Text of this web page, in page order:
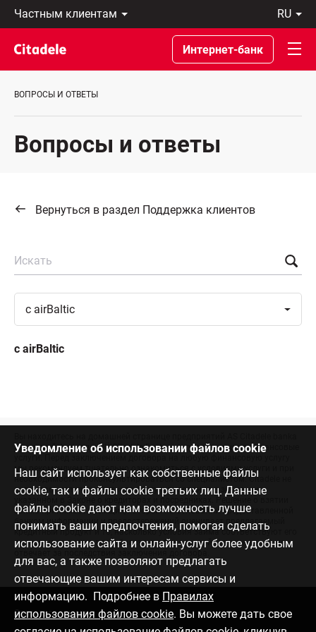
Частным
клиентам
Бизнес-
клиентам
О
C
ru
Eesti
По-
русски
In
Интернет-банк
ВОПРОСЫ И ОТВЕТЫ
Вопросы и ответы
Вернуться в раздел Поддержка клиентов
Искать
c airBaltic
c airBaltic
Уведомление об использовании файлов cookie
Наш сайт использует как собственные файлы
cookie, так и файлы cookie третьих лиц. Данные
файлы cookie дают нам возможность лучше
понимать ваши предпочтения, помогая сделать
использование сайта и онлайн-услуг более удобным
для вас, а также позволяют предлагать
отвечающие вашим интересам сервисы и
информацию. Подробнее в Правилах
использования файлов cookie. Вы можете дать свое
Эстонский филиал и OÜ Citadele Factoring, предлагающих финансовые
мы рекомендуем тщательно ознакомиться с условиями услуги и при
необходимости проконсультироваться со специалистом. Citadele не
оказывает услуги кредитного консультирования в значении,
займа принимает заемщик, который на основании предоставленной
банком информации и предостережений оценивает предлагаемый
кредитный продукт и то, насколько условия займа соответствуют его
личным интересам, потребностям и финансовой ситуации, и он же
Связаться с нами